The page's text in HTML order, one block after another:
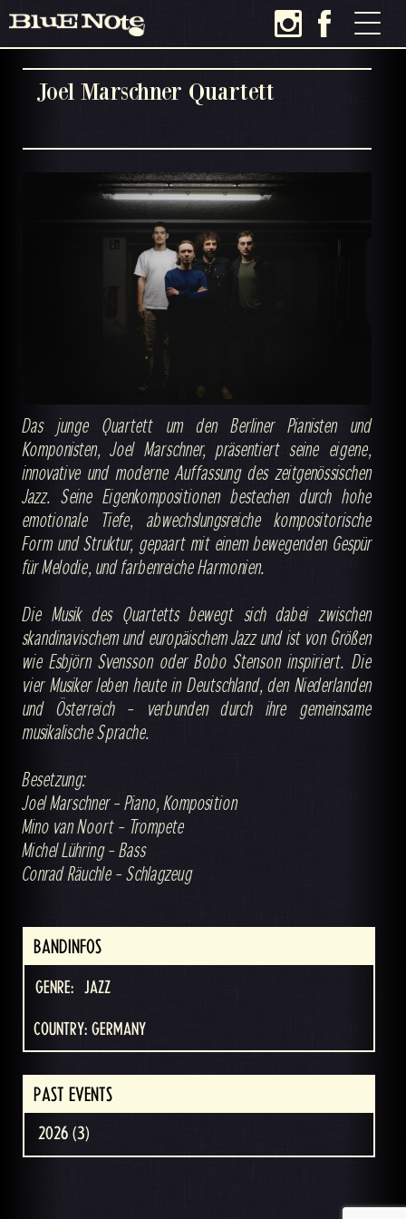
Joel Marschner Quartett
Das junge Quartett um den Berliner Pianisten und
Komponisten, Joel Marschner, präsentiert seine eigene,
innovative und moderne Auffassung des zeitgenössischen
Jazz. Seine Eigenkompositionen bestechen durch hohe
emotionale Tiefe, abwechslungsreiche kompositorische
Form und Struktur, gepaart mit einem bewegenden Gespür
für Melodie, und farbenreiche Harmonien.
Die Musik des Quartetts bewegt sich dabei zwischen
skandinavischem und europäischem Jazz und ist von Größen
wie Esbjörn Svensson oder Bobo Stenson inspiriert. Die
vier Musiker leben heute in Deutschland, den Niederlanden
und Österreich – verbunden durch ihre gemeinsame
musikalische Sprache.
Besetzung:
Joel Marschner – Piano, Komposition
Mino van Noort – Trompete
Michel Lühring – Bass
Conrad Räuchle – Schlagzeug
BANDINFOS
GENRE: JAZZ
COUNTRY: GERMANY
PAST EVENTS
2026 (3)